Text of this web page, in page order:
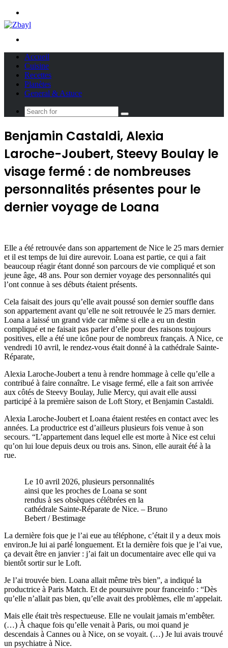
Accueil
Cuisine
Recettes
Planètes
General & Astuce
Search
Benjamin Castaldi, Alexia
Laroche-Joubert, Steevy Boulay le
visage fermé : de nombreuses
personnalités présentes pour le
dernier voyage de Loana
Elle a été retrouvée dans son appartement de Nice le 25 mars dernier
et il est temps de lui dire aurevoir. Loana est partie, ce qui a fait
beaucoup réagir étant donné son parcours de vie compliqué et son
jeune âge, 48 ans. Pour son dernier voyage des personnalités qui
l’ont connue à ses débuts étaient présents.
Cela faisait des jours qu’elle avait poussé son dernier souffle dans
son appartement avant qu’elle ne soit retrouvée le 25 mars dernier.
Loana a laissé un grand vide car même si elle a eu un destin
compliqué et ne faisait pas parler d’elle pour des raisons toujours
positives, elle a été une icône pour de nombreux français. A Nice, ce
vendredi 10 avril, le rendez-vous était donné à la cathédrale Sainte-
Réparate,
Alexia Laroche-Joubert a tenu à rendre hommage à celle qu’elle a
contribué à faire connaître. Le visage fermé, elle a fait son arrivée
aux côtés de Steevy Boulay, Julie Mercy, qui avait elle aussi
participé à la première saison de Loft Story, et Benjamin Castaldi.
Alexia Laroche-Joubert et Loana étaient restées en contact avec les
années. La productrice est d’ailleurs plusieurs fois venue à son
secours. “L’appartement dans lequel elle est morte à Nice est celui
qu’on lui loue depuis deux ou trois ans. Sinon, elle aurait été à la
rue.
Le 10 avril 2026, plusieurs personnalités
ainsi que les proches de Loana se sont
rendus à ses obsèques célébrées en la
cathédrale Sainte-Réparate de Nice. – Bruno
Bebert / Bestimage
La dernière fois que je l’ai eue au téléphone, c’était il y a deux mois
environ.Je lui ai parlé longuement. Et la dernière fois que je l’ai vue,
ça devait être en janvier : j’ai fait un documentaire avec elle qui va
bientôt sortir sur le Loft.
Je l’ai trouvée bien. Loana allait même très bien”, a indiqué la
productrice à Paris Match. Et de poursuivre pour franceinfo : “Dès
qu’elle n’allait pas bien, qu’elle avait des problèmes, elle m’appelait.
Mais elle était très respectueuse. Elle ne voulait jamais m’embêter.
(…) À chaque fois qu’elle venait à Paris, ou moi quand je
descendais à Cannes ou à Nice, on se voyait. (…) Je lui avais trouvé
un psychiatre à Nice.